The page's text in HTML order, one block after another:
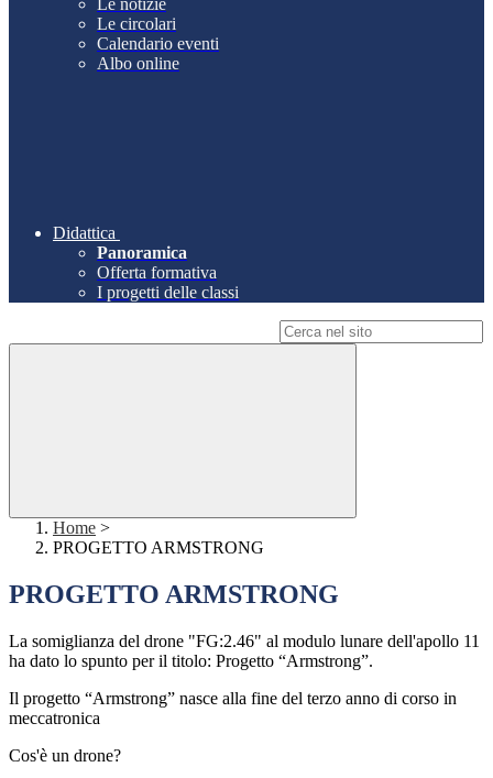
Le notizie
Le circolari
Calendario eventi
Albo online
Didattica
Panoramica
Offerta formativa
I progetti delle classi
Home >
PROGETTO ARMSTRONG
PROGETTO ARMSTRONG
La somiglianza del drone "FG:2.46" al modulo lunare dell'apollo 11
ha dato lo spunto per il titolo: Progetto “Armstrong”.
Il progetto “Armstrong” nasce alla fine del terzo anno di corso in
meccatronica
Cos'è un drone?